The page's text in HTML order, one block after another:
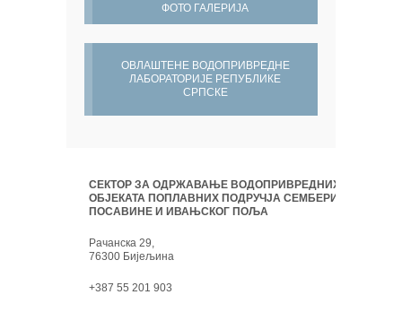
ФОТО ГАЛЕРИЈА
ОВЛАШТЕНЕ ВОДОПРИВРЕДНЕ
ЛАБОРАТОРИЈЕ РЕПУБЛИКЕ
СРПСКЕ
СЕКТОР ЗА ОДРЖАВАЊЕ ВОДОПРИВРЕДНИХ
ОБЈЕКАТА ПОПЛАВНИХ ПОДРУЧЈА СЕМБЕРИЈЕ,
ПОСАВИНЕ И ИВАЊСКОГ ПОЉА
Рачанска 29,
76300 Бијељина
+387 55 201 903